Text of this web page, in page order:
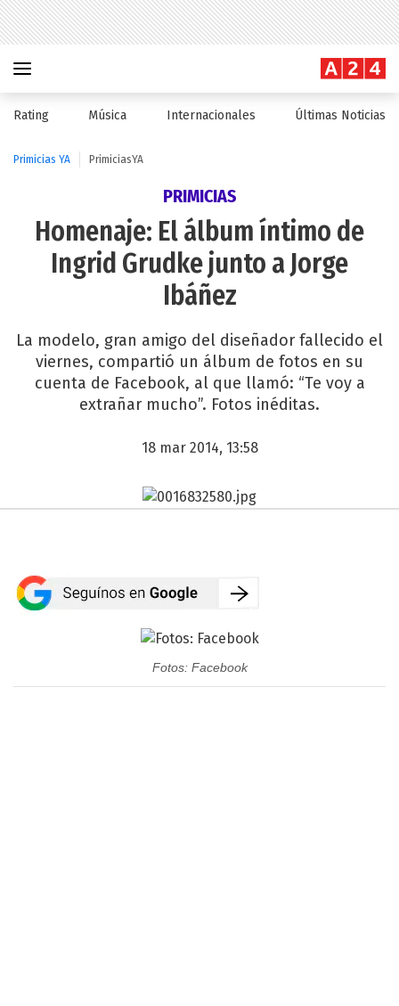
Rating Música Internacionales Últimas Noticias
Primicias YA PrimiciasYA
PRIMICIAS
Homenaje: El álbum íntimo de
Ingrid Grudke junto a Jorge
Ibáñez
La modelo, gran amigo del diseñador fallecido el
viernes, compartió un álbum de fotos en su
cuenta de Facebook, al que llamó: “Te voy a
extrañar mucho”. Fotos inéditas.
18 mar 2014, 13:58
Fotos: Facebook